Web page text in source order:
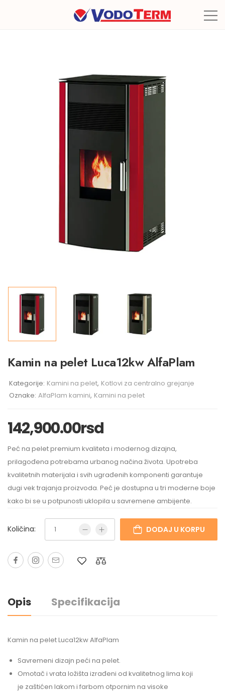
Kamin na pelet Luca12kw AlfaPlam
Kategorije: Kamini na pelet, Kotlovi za centralno grejanje
Oznake: AlfaPlam kamini, Kamini na pelet
142,900.00rsd
Peć na pelet premium kvaliteta i modernog dizajna,
prilagođena potrebama urbanog načina života. Upotreba
kvalitetnih materijala i svih ugrađenih komponenti garantuje
dugi vek trajanja proizvoda. Peć je dostupna u tri moderne boje
kako bi se u potpunosti uklopila u savremene ambijente.
Količina: DODAJ U KORPU
Opis Specifikacija
Kamin na pelet Luca12kw AlfaPlam
Savremeni dizajn peći na pelet.
Omotač i vrata ložišta izrađeni od kvalitetnog lima koji
je zaštićen lakom i farbom otpornim na visoke